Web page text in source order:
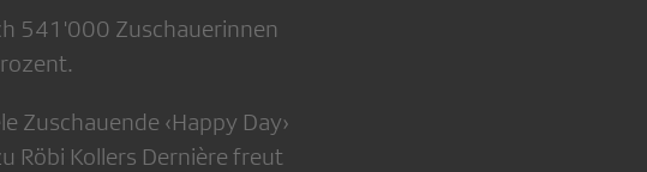
541'000 Zuschauerinnen
Zuschauende ‹Happy Day›
Röbi Kollers Dernière freut